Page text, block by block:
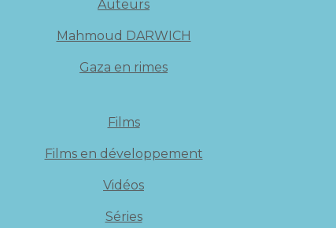
Auteurs
Mahmoud DARWICH
Gaza en rimes
Films
Films en développement
Vidéos
Séries